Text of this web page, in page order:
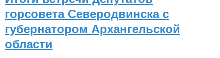
горсовета Северодвинска с
губернатором Архангельской
области